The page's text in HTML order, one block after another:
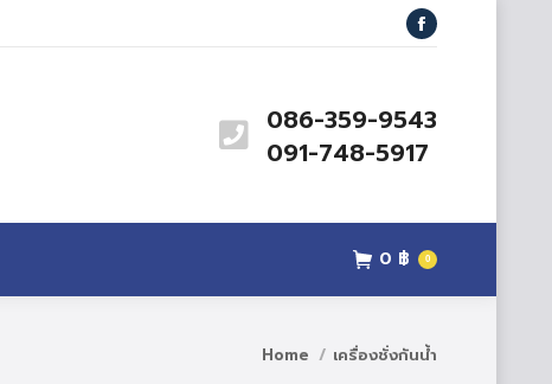
Facebook
086-359-9543
091-748-5917
0 ฿ 0
Home เครื่องชั่งกันน้ำ